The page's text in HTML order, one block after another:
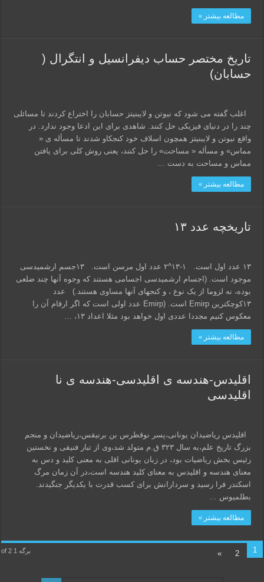
مطالعه بیشتر »
تاریخ مختصر حساب دیفرانسیل و انتگرال (
حسابان)
اغلب گفته می شود که نیوتن و لایبنیتز حسابان را اختراع کردند تا مسائلی
چند را در دنیای فیزیکی حل کنند. شاهدی برای این ادعا وجود ندارد. در
واقع نیوتن و لایبنیتز همچون اسلاف خود کنجکاو شدند تا مسأله ی «
مماس» و مسأله « مساحت» را حل کنند، یعنی روش کلی برای یافتن
مماس و مساحت به دست …
مطالعه بیشتر »
تاریخچه عدد ۱۳
۱۳ عدد اول است. ۱-۱۳^۲ عدد اول مرسن است. ۱۳جسم ارشمیدسی
موجود است. (اجسام ارشمیدسی اجسامی هستند که وجوه آنها چند ضلعی
بوده، نه لزوما از یک نوع ، و کنجهای آنها مساوی هستند.) عدد
۱۳کوچکترین Emirp است. (Emirp عدد اولی است که اگر ارقام آن را
معکوس کنیم مجددا عددی اول خواهد بود مثلا اعداد ۱۳، …
مطالعه بیشتر »
اقلیدس-هندسه ی اقلیدسی-هندسه ی نا
اقلیدسی
اقلیدس ریاضیدان یونانی،پسر نوقطرس بن برنیقس،ریاضیدان و منجم
بزرگ تاریخ علم،به سال ۳۲۳ ق.م متولد شد،وی از تبار فنیقی و نخستین
رئیس بخش ریاضیات بود، در زبان یونانی اقلی به معنی کلید و دس به
معنای هندسه و اقلیدس به معنای کلید هندسه است،در آن زمان مرگ
اسکندر فرا رسید و سردارانش برای کسب قدرت با یکدیگر جنگیدند.
بطلمیوس …
مطالعه بیشتر »
برگه 1 of 2 1
2
»